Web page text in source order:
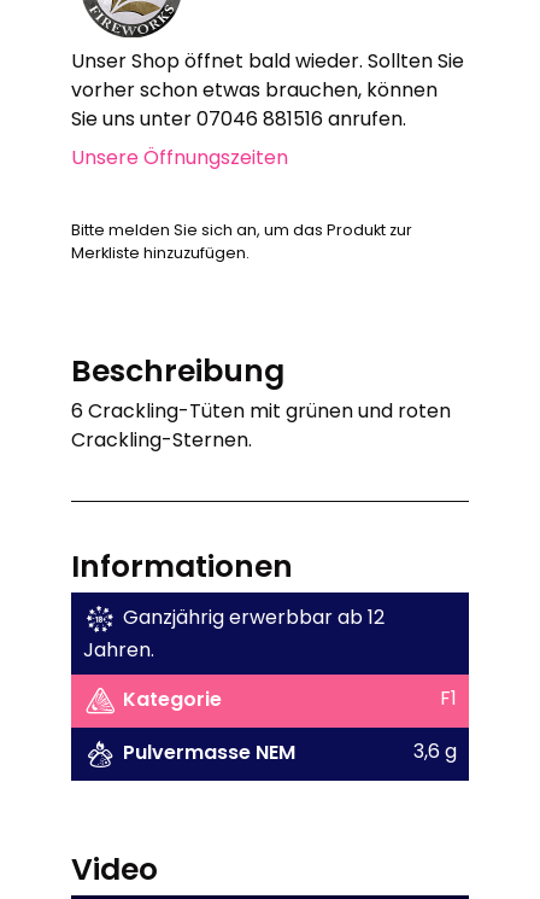
Unser Shop öffnet bald wieder. Sollten Sie
vorher schon etwas brauchen, können
Sie uns unter 07046 881516 anrufen.
Unsere Öffnungszeiten
Bitte melden Sie sich an, um das Produkt zur
Merkliste hinzuzufügen.
Beschreibung
6 Crackling-Tüten mit grünen und roten
Crackling-Sternen.
Informationen
Ganzjährig erwerbbar ab 12
Jahren.
Kategorie
F1
Pulvermasse NEM
3,6 g
Video